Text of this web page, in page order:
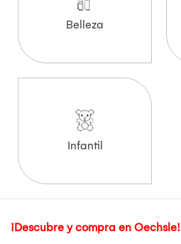
Belleza
Infantil
¡Descubre y compra en Oechsle!